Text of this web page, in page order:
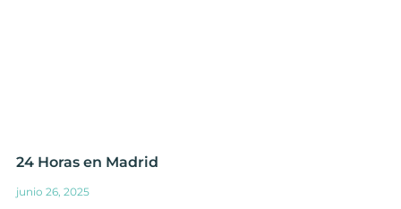
24 Horas en Madrid
junio 26, 2025